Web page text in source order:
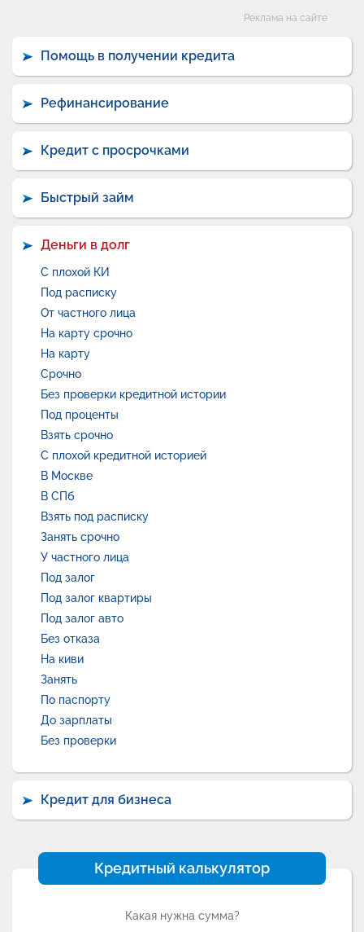
Реклама на сайте
Помощь в получении кредита
Рефинансирование
Кредит с просрочками
Быстрый займ
Деньги в долг
С плохой КИ
Под расписку
От частного лица
На карту срочно
На карту
Срочно
Без проверки кредитной истории
Под проценты
Взять срочно
С плохой кредитной историей
В Москве
В СПб
Взять под расписку
Занять срочно
У частного лица
Под залог
Под залог квартиры
Под залог авто
Без отказа
На киви
Занять
По паспорту
До зарплаты
Без проверки
Кредит для бизнеса
Кредитный калькулятор
Какая нужна сумма?